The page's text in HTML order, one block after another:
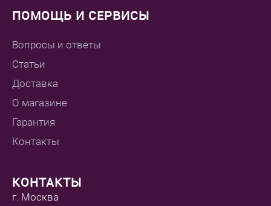
ПОМОЩЬ И СЕРВИСЫ
Вопросы и ответы
Статьи
Доставка
О магазине
Гарантия
Контакты
КОНТАКТЫ
г. Москва